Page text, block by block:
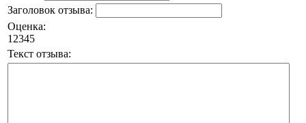
Заголовок отзыва:
Оценка:
1 2345
Текст отзыва: